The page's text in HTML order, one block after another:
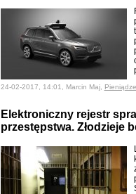
24-02-2017, 14:01, Marcin Maj, Pieniądze
Elektroniczny rejestr
przestępstwa. Złodzieje